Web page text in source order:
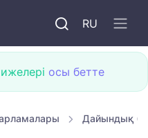
RU
осы бетте
Дайындық